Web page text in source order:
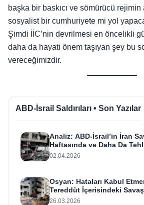
başka bir baskıcı ve sömürücü
sosyalist bir cumhuriyete mi yol
Şimdi İİC’nin devrilmesi en öncelikli
daha da hayati önem taşıyan şey bu
vereceğimizdir.
ABD-İsrail Saldırıları • Son Yazılar
Analiz: ABD-İsrail’in İran
Haftasında ve Daha Da
02.04.2026
Osyan: Hataları Kabul
Tereddüt İçerisindeki Savaş
Bir Çağrı
26.03.2026